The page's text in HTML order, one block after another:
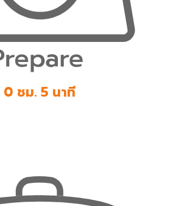
0 ชม. 5 นาที